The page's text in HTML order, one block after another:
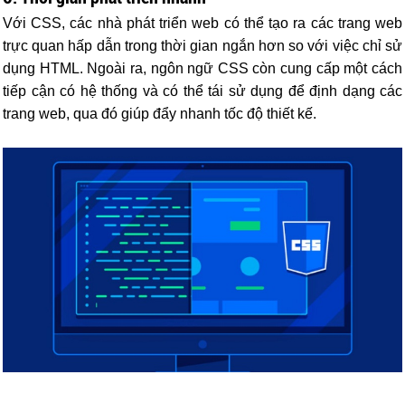
Với CSS, các nhà phát triển web có thể tạo ra các trang web
trực quan hấp dẫn trong thời gian ngắn hơn so với việc chỉ sử
dụng HTML. Ngoài ra, ngôn ngữ CSS còn cung cấp một cách
tiếp cận có hệ thống và có thể tái sử dụng để định dạng các
trang web, qua đó giúp đẩy nhanh tốc độ thiết kế.